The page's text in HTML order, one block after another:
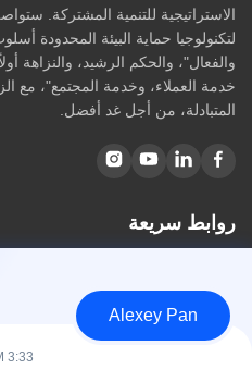
الاستراتيجية للتنمية المشتركة.
لتكنولوجيا حماية البيئة المحدودة
والفعال"، والحكم الرشيد، والنزاهة
خدمة العملاء، وخدمة المجتمع"، مع
المتبادلة، من أجل غد أفضل.
روابط سريعة
معلومات عنا
المنتجات
اتصل بنا
Alexey Pan
3:33 PM